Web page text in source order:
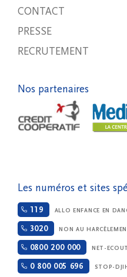
CONTACT
PRESSE
RECRUTEMENT
Nos partenaires
Les numéros et sites
119 ALLO ENFANCE EN
3020 NON AU
0800 200 000 NET-
0 800 005 696 STOP-